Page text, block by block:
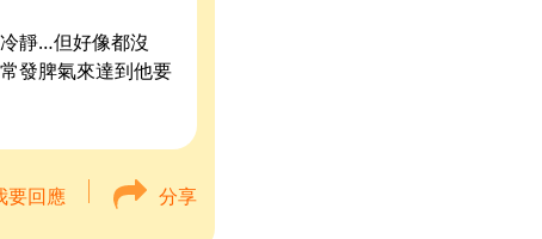
靜…但好像都沒
發脾氣來達到他要
要回應 分享